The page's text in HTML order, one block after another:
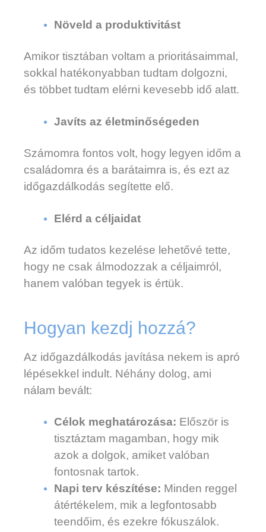
Növeld a produktivitást
Amikor tisztában voltam a prioritásaimmal,
sokkal hatékonyabban tudtam dolgozni,
és többet tudtam elérni kevesebb idő alatt.
Javíts az életminőségeden
Számomra fontos volt, hogy legyen időm a
családomra és a barátaimra is, és ezt az
időgazdálkodás segítette elő.
Elérd a céljaidat
Az időm tudatos kezelése lehetővé tette,
hogy ne csak álmodozzak a céljaimról,
hanem valóban tegyek is értük.
Hogyan kezdj hozzá?
Az időgazdálkodás javítása nekem is apró
lépésekkel indult. Néhány dolog, ami
nálam bevált:
Célok meghatározása: Először is
tisztáztam magamban, hogy mik
azok a dolgok, amiket valóban
fontosnak tartok.
Napi terv készítése: Minden reggel
átértékelem, mik a legfontosabb
teendőim, és ezekre fókuszálok.